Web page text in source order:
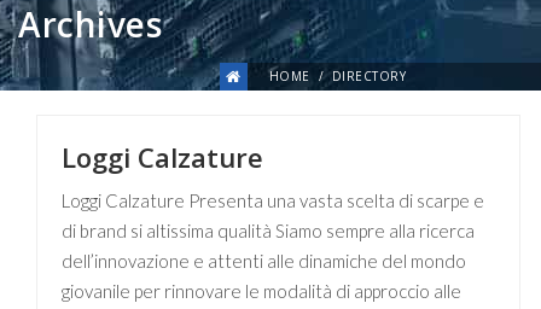
Archives
HOME DIRECTORY
Loggi Calzature
Loggi Calzature Presenta una vasta scelta di scarpe e
di brand si altissima qualità Siamo sempre alla ricerca
dell’innovazione e attenti alle dinamiche del mondo
giovanile per rinnovare le modalità di approccio alle